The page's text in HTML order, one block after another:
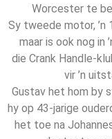
Worcester te
Sy tweede motor, ’n
maar is ook nog in
die Crank Handle-
vir ’n
Gustav het hom by
hy op 43-jarige
het toe na